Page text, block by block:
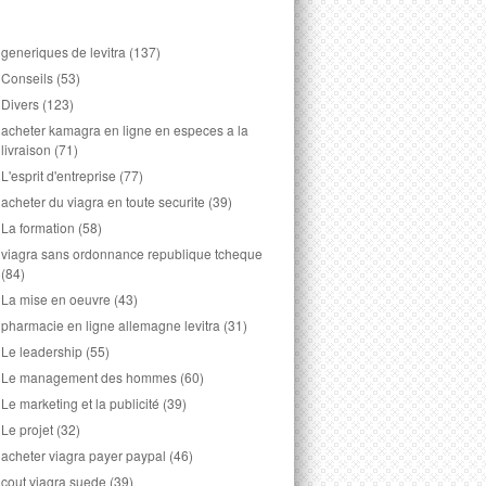
generiques de levitra (137)
Conseils (53)
Divers (123)
acheter kamagra en ligne en especes a la
livraison (71)
L'esprit d'entreprise (77)
acheter du viagra en toute securite (39)
La formation (58)
viagra sans ordonnance republique tcheque
(84)
La mise en oeuvre (43)
pharmacie en ligne allemagne levitra (31)
Le leadership (55)
Le management des hommes (60)
Le marketing et la publicité (39)
Le projet (32)
acheter viagra payer paypal (46)
cout viagra suede (39)